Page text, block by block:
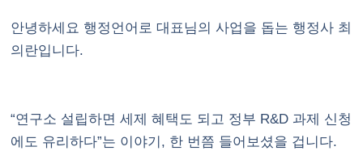
안녕하세요 행정언어로 대표님의 사업을 돕는 행정사 최
의란입니다.
“연구소 설립하면 세제 혜택도 되고 정부 R&D 과제 신청
에도 유리하다”는 이야기, 한 번쯤 들어보셨을 겁니다.